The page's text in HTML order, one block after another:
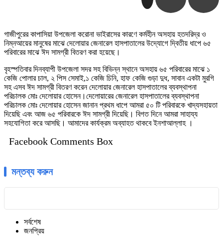
গাজীপুরের কাপাসিয়া উপজেলা করোনা ভাইরাসের কারণে কর্মহীন অসহায় হতদরিদ্র ও
নিম্নআয়ের মানুষের মাঝে দেলোয়ার জেনারেল হাসপাতালের উদ্যোগে দ্বিতীয় ধাপে ৬৫
পরিবারের মাঝে ঈদ সামগ্রী বিতরণ করা হয়েছে।
বৃহস্পতিবার দিনব্যাপী উপজেলা সদর সহ বিভিন্ন স্থানে অসহায় ৬৫ পরিবারের মাঝে ১
কেজি পোলার চাল, ২ পিস সেমাই,১ কেজি চিনি, হাফ কেজি গুড়া দুধ, সাবান একটা মুরগি
সহ এসব ঈদ সামগ্রী বিতরণ করেন দেলোয়ার জেনারেল হাসপাতালের ব্যবস্থাপনা
পরিচালক মোঃ দেলোয়ার হোসেন।দেলোয়ারের জেনারেল হাসপাতালের ব্যবস্থাপনা
পরিচালক মোঃ দেলোয়ার হোসেন জানান প্রথম ধাপে আমরা ৫০ টি পরিবারকে খাদ্যসহায়তা
দিয়েছি এবং আজ ৬৫ পরিবারকে ঈদ সামগ্রী দিয়েছি। বিগত দিনে আমরা সাহায্য
সহযোগিতা করে আসছি। আমাদের কার্যক্রম অব্যাহত থাকবে ইনশাআল্লাহ ।
Facebook Comments Box
মন্তব্য করুন
সর্বশেষ
জনপ্রিয়